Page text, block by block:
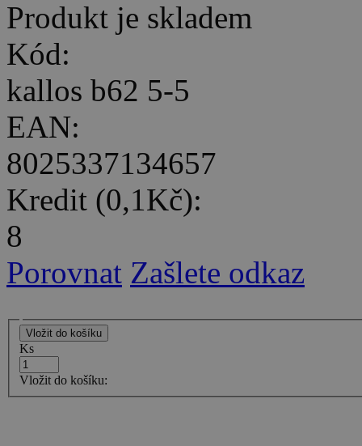
Produkt je skladem
Kód:
kallos b62 5-5
EAN:
8025337134657
Kredit (0,1Kč):
8
Porovnat Zašlete odkaz
Ks
Vložit do košíku: